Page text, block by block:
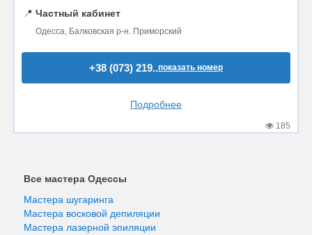
📍 Частный кабинет
Одесса, Балковская р-н. Приморский
+38 (073) 219..показать номер
Подробнее
185
Все мастера Одессы
Мастера шугаринга
Мастера восковой депиляции
Мастера лазерной эпиляции